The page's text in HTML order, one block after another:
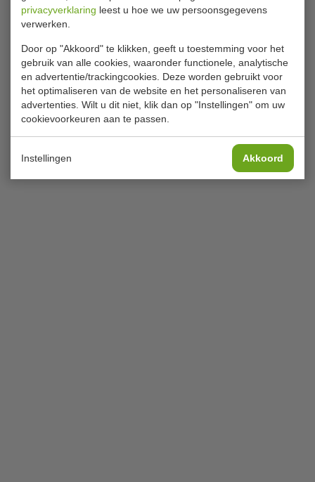
privacyverklaring leest u hoe we uw persoonsgegevens
verwerken.
Door op "Akkoord" te klikken, geeft u toestemming voor het
gebruik van alle cookies, waaronder functionele, analytische
en advertentie/trackingcookies. Deze worden gebruikt voor
het optimaliseren van de website en het personaliseren van
advertenties. Wilt u dit niet, klik dan op "Instellingen" om uw
cookievoorkeuren aan te passen.
Instellingen Akkoord